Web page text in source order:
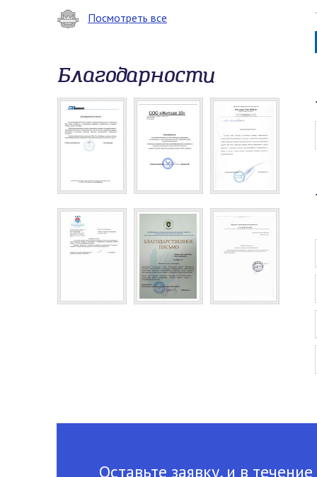
Посмотреть все
Благодарности
Оставьте заявку, и в